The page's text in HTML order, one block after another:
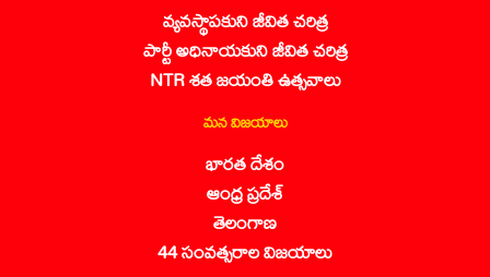
వ్యవస్థాపకుని జీవిత చరిత్ర
పార్టీ అధినాయకుని జీవిత చరిత్ర
NTR శత జయంతి ఉత్సవాలు
మన విజయాలు
భారత దేశం
ఆంధ్ర ప్రదేశ్
తెలంగాణ
44 సంవత్సరాల విజయాలు